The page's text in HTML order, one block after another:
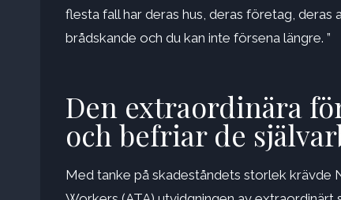
flesta fall har deras hus, deras företag,
brådskande och du kan inte försena längre. ”
Den extraordinära
och befriar de
Med tanke på skadeståndets storlek krävde